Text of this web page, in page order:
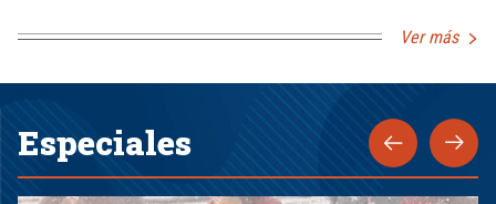
Ver más
Especiales